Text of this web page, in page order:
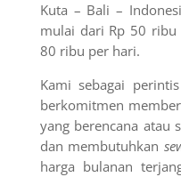
Kuta – Bali –
mulai dari Rp 50 ribu
80 ribu per hari.
Kami sebagai
berkomitmen
yang berencana atau
dan membutuhkan
harga bulanan